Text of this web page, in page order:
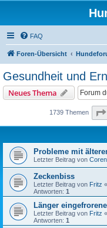
FAQ
Foren-Übersicht
Gesundheit und
Neues Thema
1739 Themen
Probleme mit
Letzter Beitrag von
Zeckenbiss
Letzter Beitrag von Fritz «
Antworten: 1
Länger
Letzter Beitrag von Fritz «
Antworten: 1